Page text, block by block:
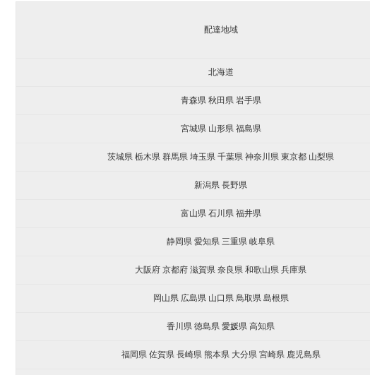
配達地域
北海道
青森県 秋田県 岩手県
宮城県 山形県 福島県
茨城県 栃木県 群馬県 埼玉県 千葉県 神奈川県 東京都 山梨県
新潟県 長野県
富山県 石川県 福井県
静岡県 愛知県 三重県 岐阜県
大阪府 京都府 滋賀県 奈良県 和歌山県 兵庫県
岡山県 広島県 山口県 鳥取県 島根県
香川県 徳島県 愛媛県 高知県
福岡県 佐賀県 長崎県 熊本県 大分県 宮崎県 鹿児島県